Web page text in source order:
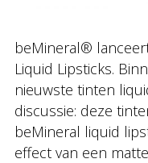
beMineral®
Liquid Lipsticks.
nieuwste tinten
discussie: deze
beMineral liquid
effect van een